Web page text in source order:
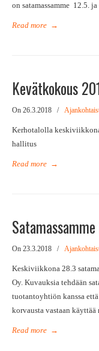
on satamassamme 12.5.
Read more →
Kevätkokous
On 26.3.2018 /
Kerhotalolla
hallitus
Read more →
On 23.3.2018 /
Keskiviikkona 28.3
Oy. Kuvauksia tehdään
tuotantoyhtiön kanssa
korvausta vastaan
Read more →